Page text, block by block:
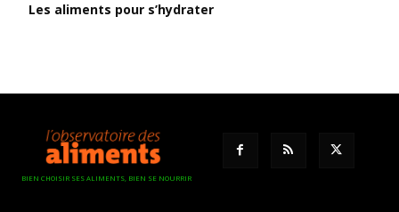
Les aliments pour s’hydrater
BIEN CHOISIR SES ALIMENTS, BIEN SE NOURRIR